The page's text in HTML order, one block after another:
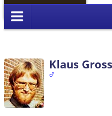
Anmelden
Klaus